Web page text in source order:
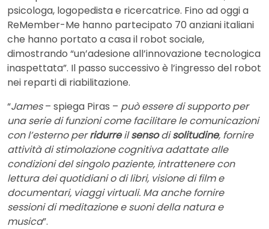
psicologa, logopedista e ricercatrice. Fino ad oggi a
ReMember-Me hanno partecipato 70 anziani italiani
che hanno portato a casa il robot sociale,
dimostrando “un’adesione all’innovazione tecnologica
inaspettata”. Il passo successivo è l’ingresso del robot
nei reparti di riabilitazione.
“James– spiega Piras – può essere di supporto per
una serie di funzioni come facilitare le comunicazioni
con l’esterno perridurreilsensodisolitudine, fornire
attività di stimolazione cognitiva adattate alle
condizioni del singolo paziente, intrattenere con
lettura dei quotidiani o di libri, visione di film e
documentari, viaggi virtuali. Ma anche fornire
sessioni di meditazione e suoni della natura e
musica”.